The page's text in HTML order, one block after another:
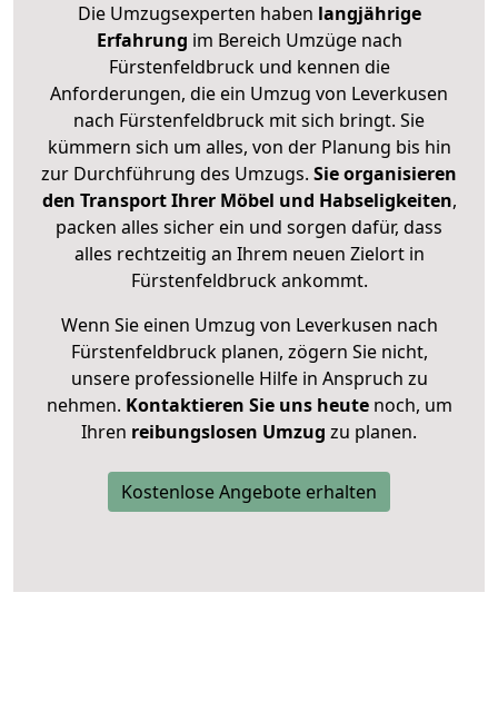
Die Umzugsexperten haben langjährige
Erfahrung im Bereich Umzüge nach
Fürstenfeldbruck und kennen die
Anforderungen, die ein Umzug von Leverkusen
nach Fürstenfeldbruck mit sich bringt. Sie
kümmern sich um alles, von der Planung bis hin
zur Durchführung des Umzugs. Sie organisieren
den Transport Ihrer Möbel und Habseligkeiten,
packen alles sicher ein und sorgen dafür, dass
alles rechtzeitig an Ihrem neuen Zielort in
Fürstenfeldbruck ankommt.
Wenn Sie einen Umzug von Leverkusen nach
Fürstenfeldbruck planen, zögern Sie nicht,
unsere professionelle Hilfe in Anspruch zu
nehmen. Kontaktieren Sie uns heutenoch, um
Ihren reibungslosen Umzug zu planen.
Kostenlose Angebote erhalten